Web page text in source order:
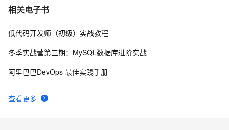
7 userdel使用说明
8 自己看系统的“系统还原”
相关电子书
查看更多
低代码开发师（初级）实战教程
冬季实战营第三期：MySQL数据库进阶实战
阿里巴巴DevOps 最佳实践手册